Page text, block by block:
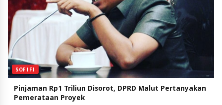
SOFIFI
Pinjaman Rp1 Triliun Disorot, DPRD Malut Pertanyakan
Pemerataan Proyek